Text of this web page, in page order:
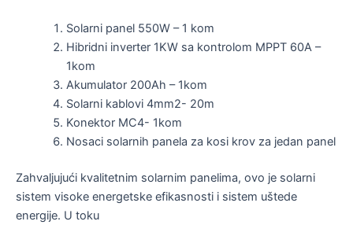
Solarni panel 550W – 1 kom
Hibridni inverter 1KW sa kontrolom MPPT 60A –
1kom
Akumulator 200Ah – 1kom
Solarni kablovi 4mm2- 20m
Konektor MC4- 1kom
Nosaci solarnih panela za kosi krov za jedan panel
Zahvaljujući kvalitetnim solarnim panelima, ovo je solarni
sistem visoke energetske efikasnosti i sistem uštede
energije. U toku